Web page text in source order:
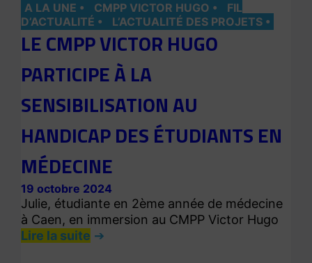
A LA UNE CMPP VICTOR HUGO
FIL
D’ACTUALITÉ
L’ACTUALITÉ DES PROJETS
LE CMPP VICTOR HUGO
PARTICIPE À LA
SENSIBILISATION AU
HANDICAP DES ÉTUDIANTS EN
MÉDECINE
19 octobre 2024
Julie, étudiante en 2ème année de médecine
à Caen, en immersion au CMPP Victor Hugo
Lire la suite